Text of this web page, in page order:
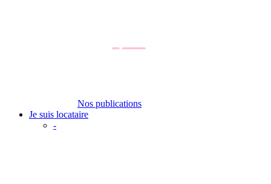
Nos publications
Je suis locataire
-